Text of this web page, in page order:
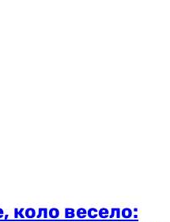
коло весело: